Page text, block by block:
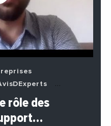
#Economie
#Institutions
rôle des